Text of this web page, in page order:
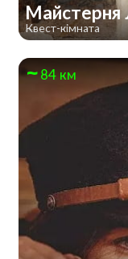
Майстерня
Квест-кімната
84 км